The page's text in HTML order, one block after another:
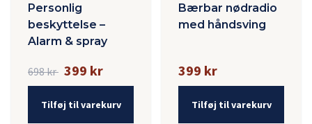
Personlig
beskyttelse –
Alarm & spray
698 kr 399 kr
Tilføj til varekurv
Bærbar nødradio
med håndsving
399 kr
Tilføj til varekurv